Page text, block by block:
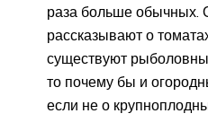
раза больше
рассказывают о
существуют
то почему бы и
если не о